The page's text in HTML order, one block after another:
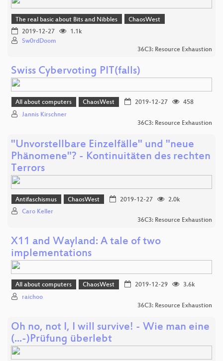
The real basic about Bits and Nibbles
ChaosWest
2019-12-27
1.1k
Sw0rdDoom
36C3: Resource Exhaustion
Swiss Cybervoting PIT(falls)
All about computers ChaosWest 2019-12-27
458
Jannis Kirschner
36C3: Resource Exhaustion
"Unvorstellbare Einzelfälle" und "neue
Phänomene"? - Kontinuitäten des rechten
Terrors
Antifaschismus ChaosWest 2019-12-27
2.0k
Caro Keller
36C3: Resource Exhaustion
X11 and Wayland: A tale of two
implementations
All about computers ChaosWest 2019-12-29
3.6k
raichoo
36C3: Resource Exhaustion
Oh no, not I, I will survive! - Wie man eine
(...-)Prüfung überlebt